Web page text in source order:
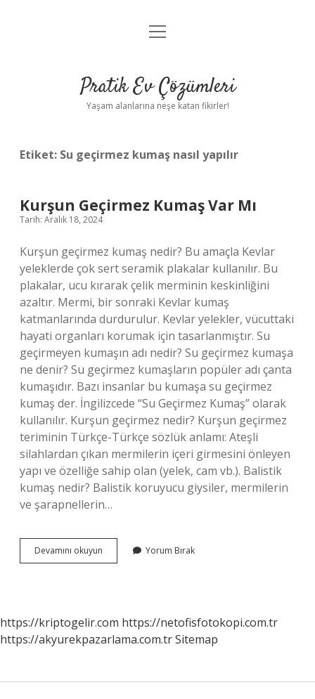
Anasayfa
Yasal Uyarı
menüyü
Pratik Ev Çözümleri
Yaşam alanlarına neşe katan fikirler!
Etiket: Su geçirmez kumaş nasıl yapılır
Kurşun Geçirmez Kumaş Var Mı
Tarih: Aralık 18, 2024
Kurşun geçirmez kumaş nedir? Bu amaçla Kevlar
yeleklerde çok sert seramik plakalar kullanılır. Bu
plakalar, ucu kırarak çelik merminin keskinliğini
azaltır. Mermi, bir sonraki Kevlar kumaş
katmanlarında durdurulur. Kevlar yelekler, vücuttaki
hayati organları korumak için tasarlanmıştır. Su
geçirmeyen kumaşın adı nedir? Su geçirmez kumaşa
ne denir? Su geçirmez kumaşların popüler adı çanta
kumaşıdır. Bazı insanlar bu kumaşa su geçirmez
kumaş der. İngilizcede “Su Geçirmez Kumaş” olarak
kullanılır. Kurşun geçirmez nedir? Kurşun geçirmez
teriminin Türkçe-Türkçe sözlük anlamı: Ateşli
silahlardan çıkan mermilerin içeri girmesini önleyen
yapı ve özelliğe sahip olan (yelek, cam vb.). Balistik
kumaş nedir? Balistik koruyucu giysiler, mermilerin
ve şarapnellerin…
Devamını okuyun
Geçirmez
Yorum Bırak
https://kriptogelir.com https://netofisfotokopi.com.tr
https://akyurekpazarlama.com.trSitemap